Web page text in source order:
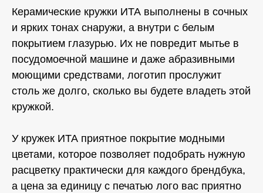
Керамические кружки ИТА выполнены в сочных
и ярких тонах снаружи, а внутри с белым
покрытием глазурью. Их не повредит мытье в
посудомоечной машине и даже абразивными
моющими средствами, логотип прослужит
столь же долго, сколько вы будете владеть этой
кружкой.
У кружек ИТА приятное покрытие модными
цветами, которое позволяет подобрать нужную
расцветку практически для каждого брендбука,
а цена за единицу с печатью лого вас приятно